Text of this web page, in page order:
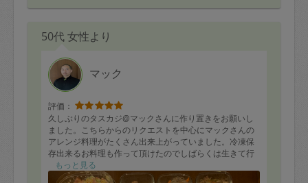
50代 女性より
マック
評価：
久しぶりのタスカジ@マックさんに作り置きをお願いし
ました。こちらからのリクエストを中心にマックさんの
アレンジ料理がたくさん出来上がっていました。冷凍保
存出来るお料理も作って頂けたのでしばらくは生きて行
けそうそうです。キッチンの片付けもバッチリです。ま
た次回もよろしくお願いします！
もっと見る